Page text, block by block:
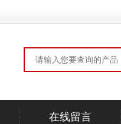
在线留言